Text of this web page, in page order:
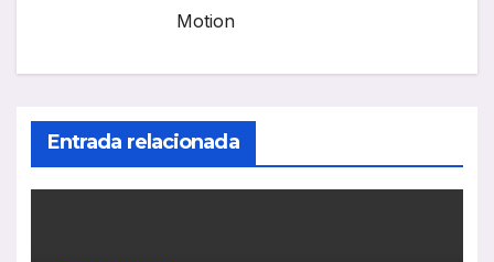
Motion
Entrada relacionada